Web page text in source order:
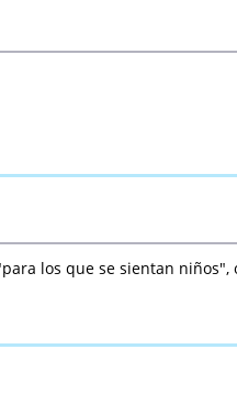
los que se sientan niños",